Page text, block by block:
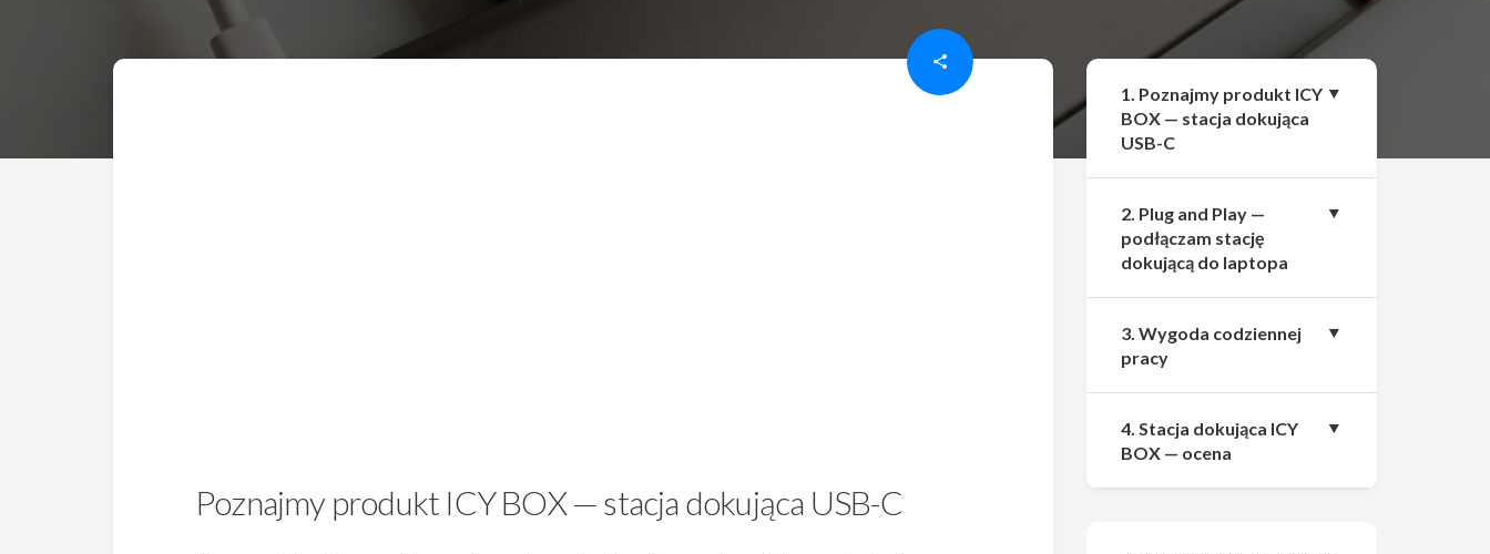
Poznajmy produkt ICY BOX — stacja dokująca USB-C
1. Poznajmy produkt ICY
BOX — stacja dokująca
USB-C
2. Plug and Play —
podłączam stację
dokującą do laptopa
3. Wygoda codziennej
pracy
4. Stacja dokująca ICY
BOX — ocena